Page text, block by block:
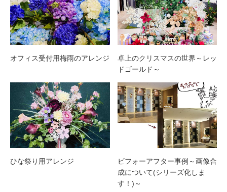
オフィス受付用梅雨のアレンジ
卓上のクリスマスの世界～レッ
ドゴールド～
ひな祭り用アレンジ
ビフォーアフター事例～画像合
成について(シリーズ化しま
す！)～